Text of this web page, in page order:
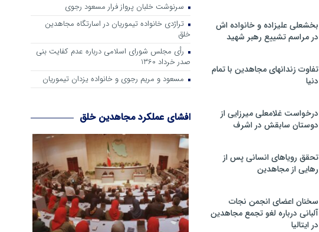
بخشعلی علیزاده و خانواده اش
در مراسم تشییع رهبر شهید
تفاوت زندانهای مجاهدین با تمام
دنیا
درخواست غلامعلی میرزایی از
دوستان سابقش در اشرف
تحقق رویاهای انسانی پس از
رهایی از مجاهدین
سخنان اعضای انجمن نجات
آلبانی درباره لغو تجمع مجاهدین
در ایتالیا
سرنوشت خلبان پرواز فرار مسعود رجوی
تراژدی خانواده تیموریان در اسارتگاه مجاهدین
خلق
رأی مجلس شورای اسلامی درباره عدم كفایت بنی
صدر خرداد 1360
مسعود و مریم رجوی و خانواده یزدان تیموریان
افشای عملکرد مجاهدین خلق